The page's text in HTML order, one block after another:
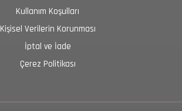
Kullanım Koşulları
Kişisel Verilerin Korunması
İptal ve İade
Çerez Politikası